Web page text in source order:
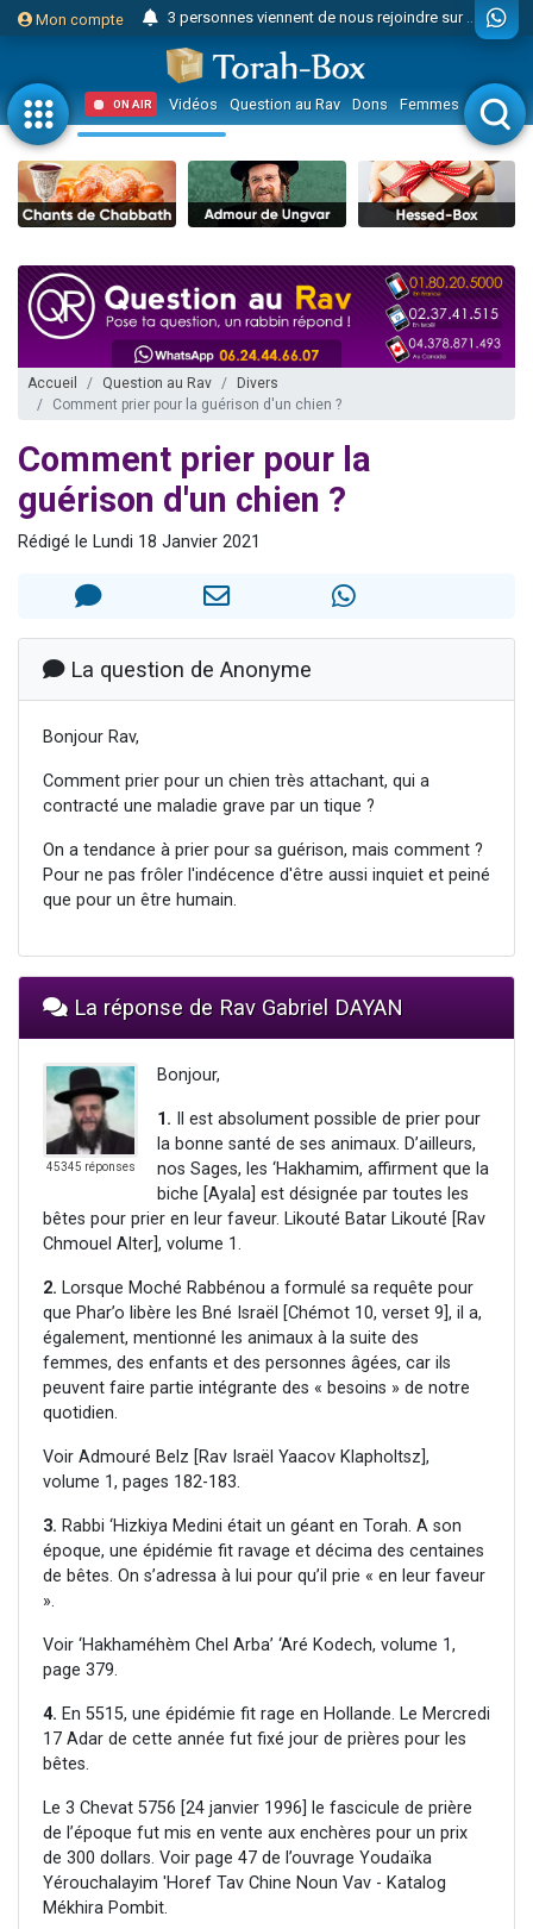
Mon compte 3 personnes viennent de nous rejoindre sur WhatsApp
Odaya vient de donner son Maasser
3 personnes viennent de faire un don pour 5 jours de vacances aux Orphelins
3 personnes viennent de faire un don pour Diane, 80 ans, dans un appartement insalubre
2 personnes viennent de nous rejoindre sur WhatsApp
13 personnes viennent de demander une bénédiction
30 personnes viennent de faire un don pour Sauvez la jambe de Yohan
Il reste 49 places pour étudier en groupe sur Zoom
12 nouvelles musiques dans Torah-Box Music
3 personnes viennent de nous rejoindre sur WhatsApp
2 nouvelles musiques dans Torah-Box Music
8 personnes viennent de faire un don pour Tsédaka : pauvres d'Israel
Il reste 49 places pour étudier en groupe sur Zoom
Nathaniel vient de donner son Maasser
4 personnes viennent de nous rejoindre sur WhatsApp
ON AIR Vidéos Question au Rav Dons Femmes Enfants
Accueil Question au Rav
Divers
Comment prier pour la guérison d'un chien ?
Comment prier pour la
guérison d'un chien ?
Rédigé le Lundi 18 Janvier 2021
La question de Anonyme
Bonjour Rav,
Comment prier pour un chien très attachant, qui a
contracté une maladie grave par un tique ?
On a tendance à prier pour sa guérison, mais comment ?
Pour ne pas frôler l'indécence d'être aussi inquiet et peiné
que pour un être humain.
La réponse de Rav Gabriel DAYAN
45345 réponses
Bonjour,
1. Il est absolument possible de prier pour
la bonne santé de ses animaux. D’ailleurs,
nos Sages, les ‘Hakhamim, affirment que la
biche [Ayala] est désignée par toutes les
bêtes pour prier en leur faveur. Likouté Batar Likouté [Rav
Chmouel Alter], volume 1.
2. Lorsque Moché Rabbénou a formulé sa requête pour
que Phar’o libère les Bné Israël [Chémot 10, verset 9], il a,
également, mentionné les animaux à la suite des
femmes, des enfants et des personnes âgées, car ils
peuvent faire partie intégrante des « besoins » de notre
quotidien.
Voir Admouré Belz [Rav Israël Yaacov Klapholtsz],
volume 1, pages 182-183.
3. Rabbi ‘Hizkiya Medini était un géant en Torah. A son
époque, une épidémie fit ravage et décima des centaines
de bêtes. On s’adressa à lui pour qu’il prie « en leur faveur
».
Voir ‘Hakhaméhèm Chel Arba’ ‘Aré Kodech, volume 1,
page 379.
4. En 5515, une épidémie fit rage en Hollande. Le Mercredi
17 Adar de cette année fut fixé jour de prières pour les
bêtes.
Le 3 Chevat 5756 [24 janvier 1996] le fascicule de prière
de l’époque fut mis en vente aux enchères pour un prix
de 300 dollars. Voir page 47 de l’ouvrage Youdaïka
Yérouchalayim 'Horef Tav Chine Noun Vav - Katalog
Mékhira Pombit.